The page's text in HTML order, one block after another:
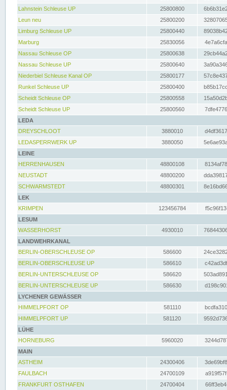
Lahnstein Schleuse UP
25800800
Leun neu
25800200
Limburg Schleuse UP
25800440
Marburg
25830056
Nassau Schleuse OP
25800638
Nassau Schleuse UP
25800640
Niederbiel Schleuse Kanal OP
25800177
Runkel Schleuse UP
25800400
Scheidt Schleuse OP
25800558
Scheidt Schleuse UP
25800560
LEDA
DREYSCHLOOT
3880010
LEDASPERRWERK UP
3880050
LEINE
HERRENHAUSEN
48800108
NEUSTADT
48800200
SCHWARMSTEDT
48800301
LEK
KRIMPEN
123456784
LESUM
WASSERHORST
4930010
LANDWEHRKANAL
BERLIN-OBERSCHLEUSE OP
586600
BERLIN-OBERSCHLEUSE UP
586610
BERLIN-UNTERSCHLEUSE OP
586620
BERLIN-UNTERSCHLEUSE UP
586630
LYCHENER GEWÄSSER
HIMMELPFORT OP
581110
HIMMELPFORT UP
581120
LÜHE
HORNEBURG
5960020
MAIN
ASTHEIM
24300406
FAULBACH
24700109
FRANKFURT OSTHAFEN
24700404